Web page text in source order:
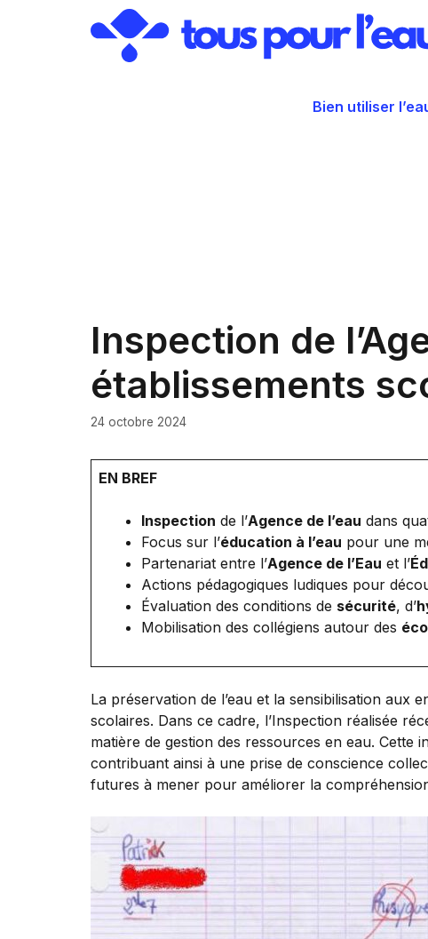
Bien utiliser
Inspection de
établissements
24 octobre 2024
EN BREF
Inspection de l’Agence de l’eau dans
Focus sur l’éducation à l’eau pour une
Partenariat entre l’Agence de l’Eau et l’
Actions pédagogiques ludiques pour
Évaluation des conditions de sécurité, d’
Mobilisation des collégiens autour des
La préservation de l’eau et la sensibilisation aux
scolaires. Dans ce cadre, l’Inspection réalisée
matière de gestion des ressources en eau. Cette
contribuant ainsi à une prise de conscience
futures à mener pour améliorer la